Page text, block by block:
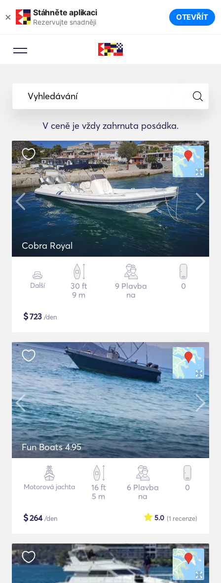
× Stáhněte aplikaci
Rezervujte snadněji OTEVŘÍT
Vyhledávání
V ceně je vždy zahrnuta posádka.
Cobra Royal
Další
30 ft
9 m
9 Plavba
na
0
$723 /den
Fun Boats 4.95
Motorová jachta
16 ft
5 m
6 Plavba
na
0
$264/den (1 recenze)
5.0